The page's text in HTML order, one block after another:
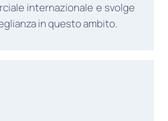
internazionale e svolge
in questo ambito.